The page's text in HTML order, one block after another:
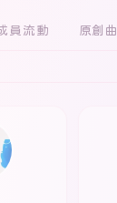
員流動 原創曲